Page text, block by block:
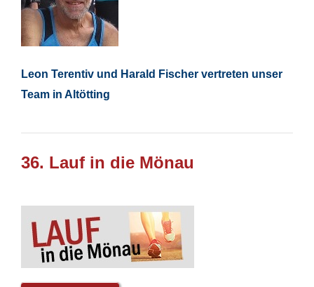
Leon Terentiv und Harald Fischer vertreten unser
Team in Altötting
36. Lauf in die Mönau